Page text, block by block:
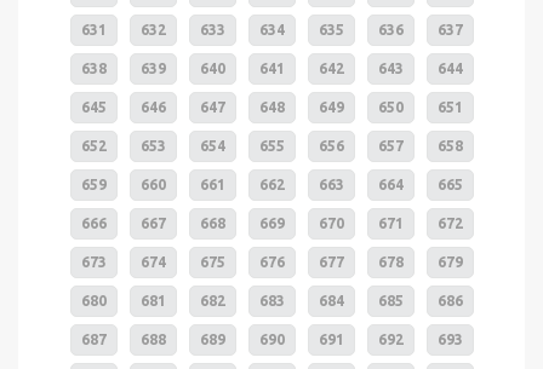
631 632 633 634 635 636 637
638 639 640 641 642 643 644
645 646 647 648 649 650 651
652 653 654 655 656 657 658
659 660 661 662 663 664 665
666 667 668 669 670 671 672
673 674 675 676 677 678 679
680 681 682 683 684 685 686
687 688 689 690 691 692 693